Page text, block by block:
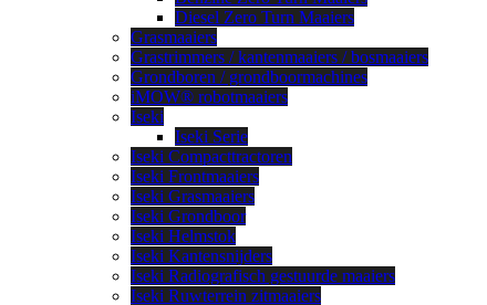
Diesel Zero Turn Maaiers
Grasmaaiers
Grastrimmers / kantenmaaiers / bosmaaiers
Grondboren / grondboormachines
iMOW® robotmaaiers
Iseki
Iseki Serie
Iseki Compacttractoren
Iseki Frontmaaiers
Iseki Grasmaaiers
Iseki Grondboor
Iseki Helmstok
Iseki Kantensnijders
Iseki Radiografisch gestuurde maaiers
Iseki Ruwterrein zitmaaiers